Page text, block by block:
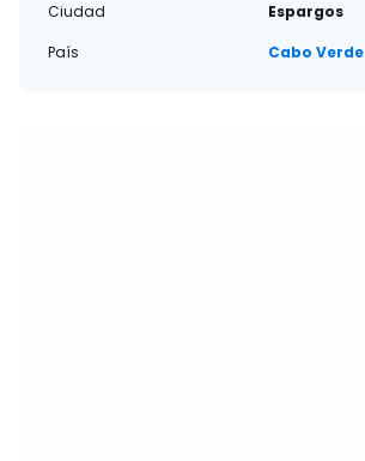
Ciudad
Espargos
País
Cabo Verde